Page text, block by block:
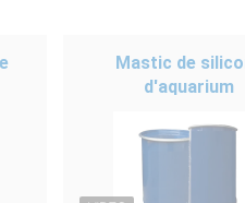
Mastic de
d'aquarium